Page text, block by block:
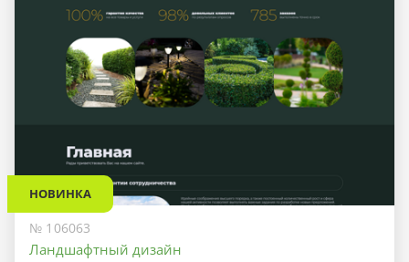
НОВИНКА
№ 106063
Ландшафтный дизайн